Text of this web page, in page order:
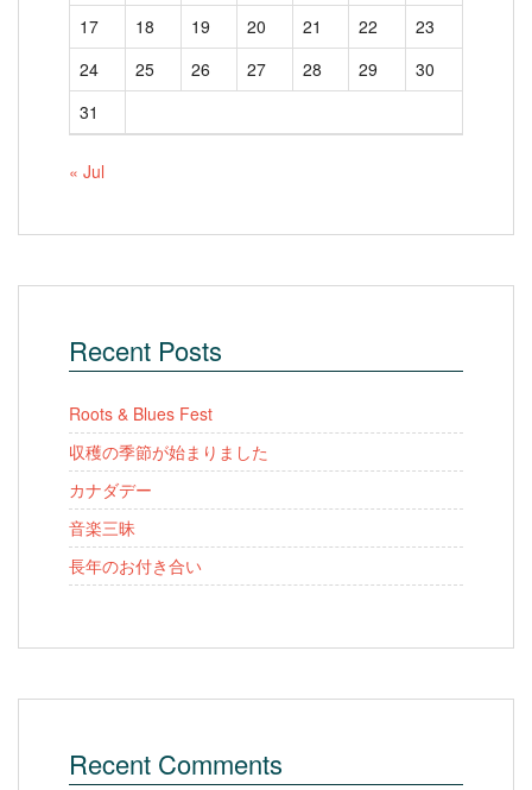
17
18 19 20 21 22
23
24
25 26 27 28 29
30
31
« Jul
Recent Posts
Roots & Blues Fest
収穫の季節が始まりました
カナダデー
音楽三昧
長年のお付き合い
Recent Comments